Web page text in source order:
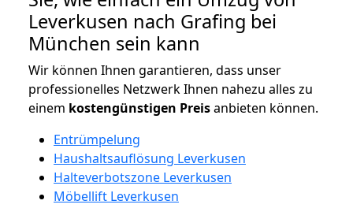
Leverkusen nach Grafing bei
München sein kann
Wir können Ihnen garantieren, dass unser
professionelles Netzwerk Ihnen nahezu alles zu
einem kostengünstigen Preisanbieten können.
Entrümpelung
Haushaltsauflösung Leverkusen
Halteverbotszone Leverkusen
Möbellift Leverkusen